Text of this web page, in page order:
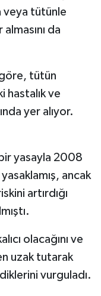
veya tütünle
da
tütün
hastalık ve
yer alıyor.
yasayla 2008
ancak
artırdığı
olacağını ve
uzak tutarak
vurguladı.